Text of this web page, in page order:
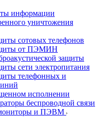
информации
уничтожения
сотовых телефонов
от ПЭМИН
защиты
сети электропитания
телефонных и
исполнении
беспроводной связи
и ПЭВМ